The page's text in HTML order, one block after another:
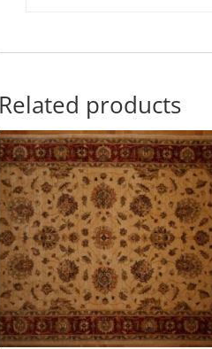
Related products